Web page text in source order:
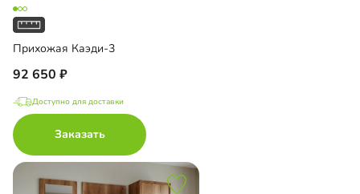
Прихожая Каэди-3
92 650
Доступно для доставки
Заказать